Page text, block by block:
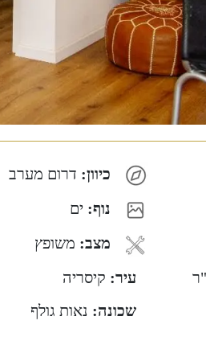
כיוון: דרום מערב
נוף: ים
מצב: משופץ
עיר: קיסריה
שכונה: נאות גולף